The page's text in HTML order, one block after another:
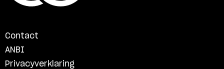
Contact
ANBI
Privacyverklaring